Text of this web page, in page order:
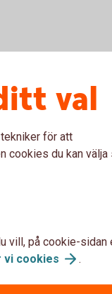
val
för att
cookies du kan välja
vill, på cookie-sidan
vi cookies .